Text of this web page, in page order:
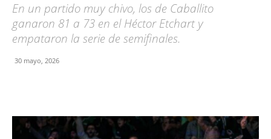
En un partido muy chivo, los de Caballito
ganaron 81 a 73 en el Héctor Etchart y
empataron la serie de semifinales.
30 mayo, 2026